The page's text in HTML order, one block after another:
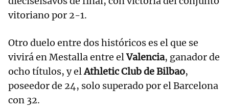
vitoriano por 2-1.
Otro duelo entre dos históricos es el que se
vivirá en Mestalla entre elValencia, ganador de
ocho títulos, y elAthletic Club de Bilbao,
poseedor de 24, solo superado por el Barcelona
con 32.